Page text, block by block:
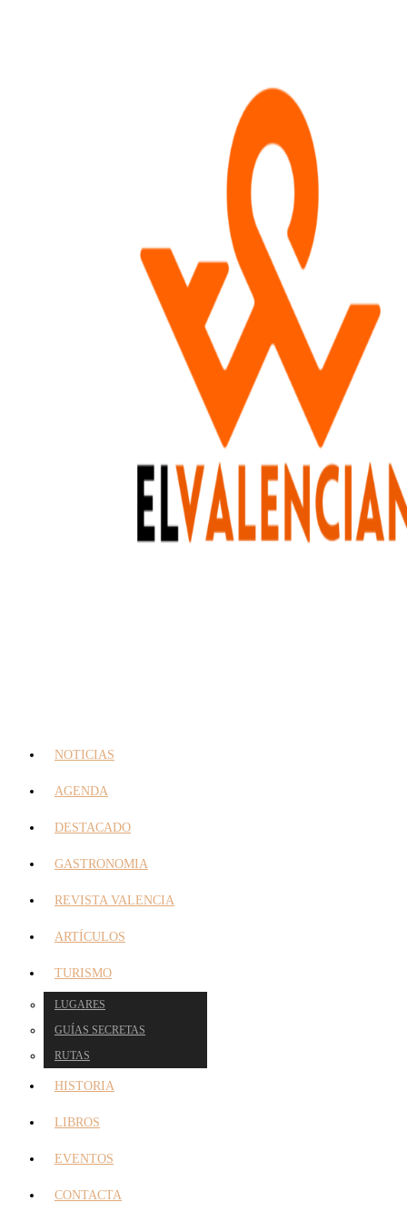
NOTICIAS
AGENDA
DESTACADO
GASTRONOMIA
REVISTA VALENCIA
ARTÍCULOS
TURISMO
LUGARES
GUÍAS SECRETAS
RUTAS
HISTORIA
LIBROS
EVENTOS
CONTACTA